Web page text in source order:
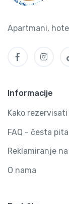
Apartmani,
Informacije
Kako
FAQ - česta
Reklamiranje
O nama